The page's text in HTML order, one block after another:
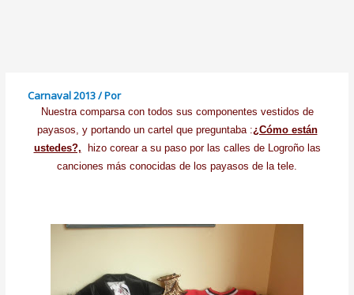
Carnaval 2013/ Por
Nuestra comparsa con todos sus componentes vestidos de
payasos, y portando un cartel que preguntaba :¿Cómo están
ustedes?, hizo corear a su paso por las calles de Logroño las
canciones más conocidas de los payasos de la tele.